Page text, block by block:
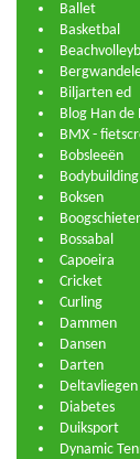
Ballet
Basketbal
Biljarten ed
Blog Han de
BMX -
Bobsleeën
Bodybuilding
Boksen
Bossabal
Capoeira
Cricket
Curling
Dammen
Dansen
Darten
Deltavliegen
Diabetes
Duiksport
Dynamic